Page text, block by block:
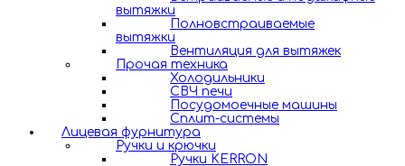
вытяжки
Полновстраиваемые
вытяжки
Вентиляция для вытяжек
Прочая техника
Холодильники
СВЧ печи
Посудомоечные машины
Сплит-системы
Лицевая фурнитура
Ручки и крючки
Ручки KERRON